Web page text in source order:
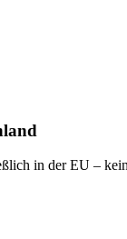
in der EU –